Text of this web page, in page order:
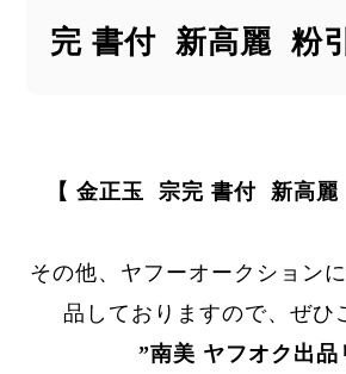
完 書付 新高麗 粉
【 金正玉 宗完 書付 新高
その他、ヤフーオークション
品しておりますので、ぜひ
”南美 ヤフオク出品